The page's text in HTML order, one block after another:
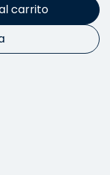
carrito